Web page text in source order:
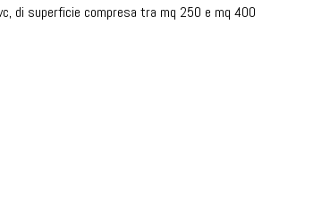
di superficie compresa tra mq 250 e mq 400